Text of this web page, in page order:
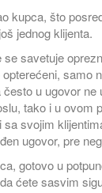
kupca, što
jednog klijenta.
savetuje
samo
u ugovor
tako i u ovom
svojim
ugovor, pre
gotovo u
ćete sasvim